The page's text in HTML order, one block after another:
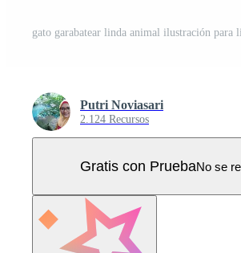
Putri Noviasari
2.124 Recursos
Gratis con PruebaNo se